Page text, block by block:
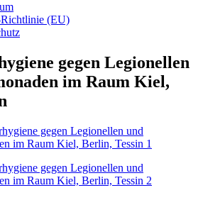
(EU)
gegen Legionellen
im Raum Kiel,